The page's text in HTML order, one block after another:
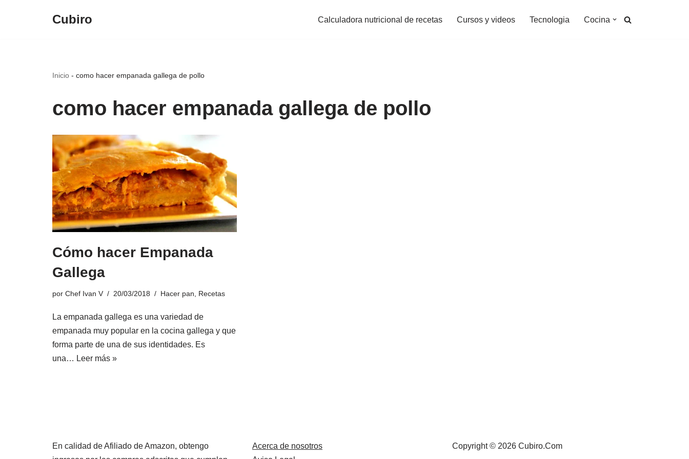
Cubiro Calculadora nutricional de recetas Cursos y videos Tecnologia Cocina
Inicio - como hacer empanada gallega de pollo
como hacer empanada gallega de pollo
Cómo hacer Empanada
Gallega
por Chef Ivan V 20/03/2018 Hacer pan Recetas
La empanada gallega es una variedad de
empanada muy popular en la cocina gallega y que
forma parte de una de sus identidades. Es
una… Leer más »
En calidad de Afiliado de Amazon, obtengo
Acerca de nosotros
Copyright © 2026 Cubiro.Com